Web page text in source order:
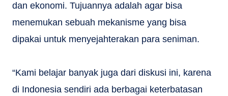
dan ekonomi. Tujuannya adalah agar bisa
menemukan sebuah mekanisme yang bisa
dipakai untuk menyejahterakan para seniman.
“Kami belajar banyak juga dari diskusi ini, karena
di Indonesia sendiri ada berbagai keterbatasan